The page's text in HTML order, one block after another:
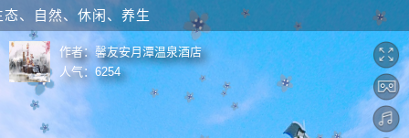
自然、休闲、养生
作者： 馨友安月潭温泉酒店
人气： 6254